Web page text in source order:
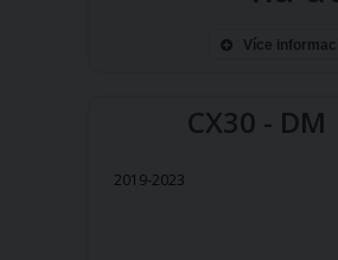
Více
CX30 - DM
2019-2023